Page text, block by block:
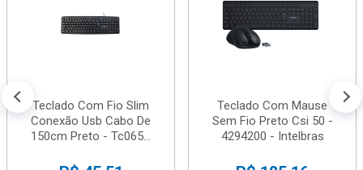
Teclado Com Fio Slim
Conexão Usb Cabo De
150cm Preto - Tc065...
Teclado Com Mause
Sem Fio Preto Csi 50 -
4294200 - Intelbras